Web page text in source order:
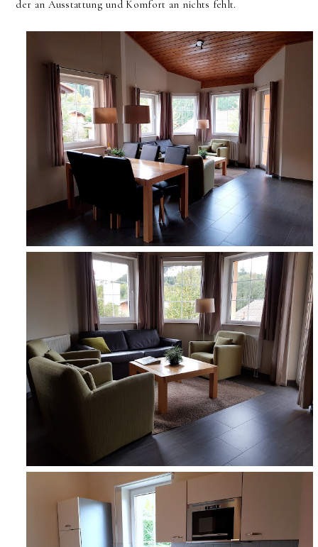
der an Ausstattung und Komfort an nichts fehlt.